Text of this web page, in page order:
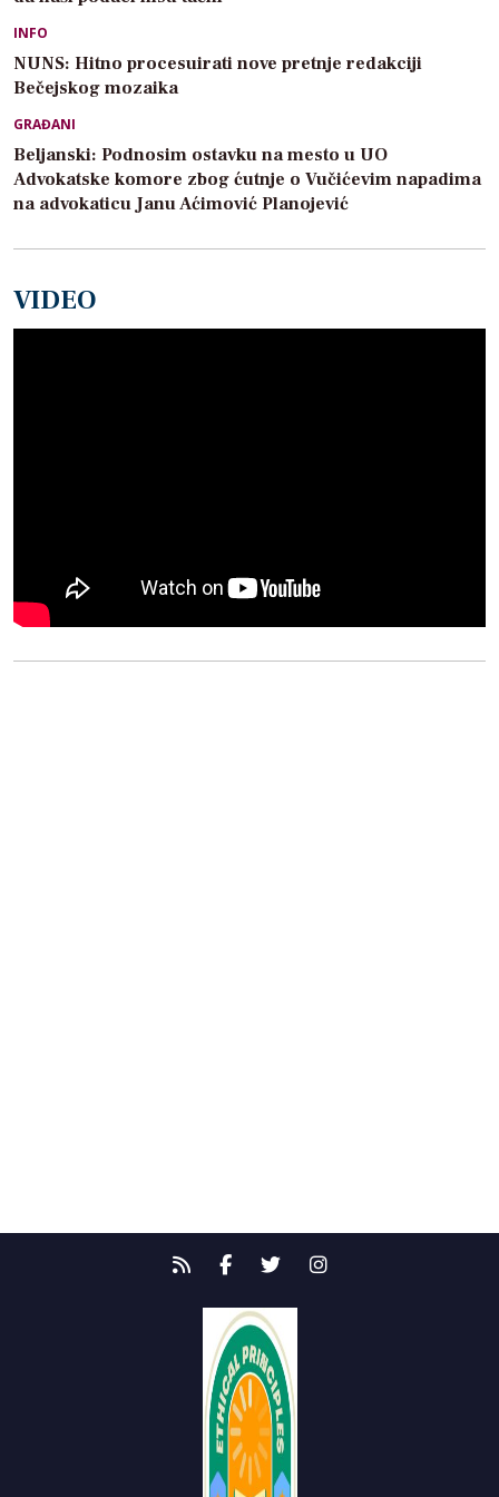
INFO
NUNS: Hitno procesuirati nove pretnje redakciji
Bečejskog mozaika
GRAĐANI
Beljanski: Podnosim ostavku na mesto u UO
Advokatske komore zbog ćutnje o Vučićevim napadima
na advokaticu Janu Aćimović Planojević
VIDEO